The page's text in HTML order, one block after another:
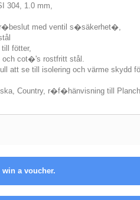
304, 1.0 mm,
med ventil s�säkerhet�,
fötter,
och cot�'s rostfritt stål.
att se till isolering och värme skydd
Country, r�f�hänvisning till
a voucher.